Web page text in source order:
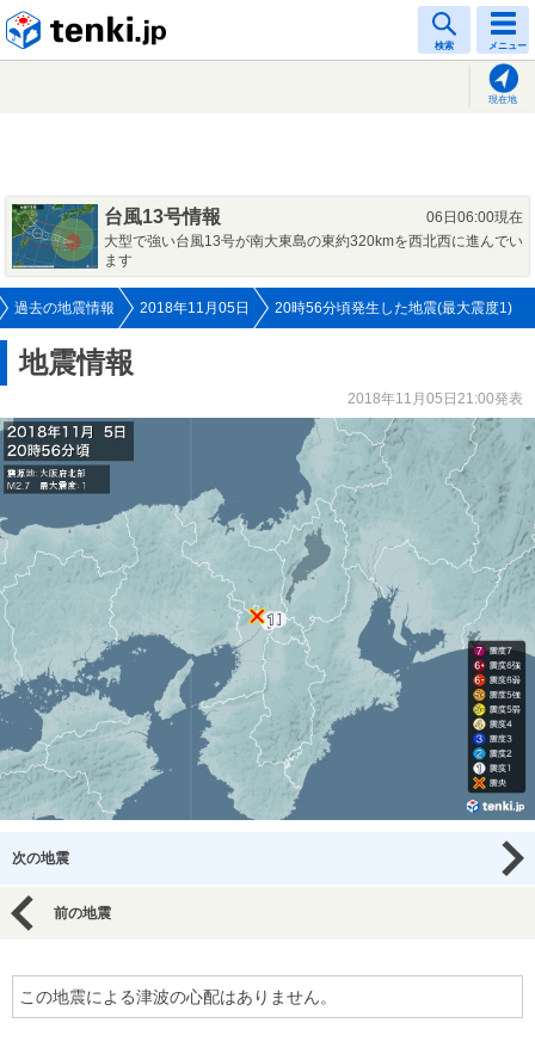
検索 メニュー
現在地
台風13号情報
06日06:00現在
大型で強い台風13号が南大東島の東約320kmを西北西に進んでい
ます
過去の地震情報 2018年11月05日 20時56分頃発生した地震(最大震度1)
地震情報
2018年11月05日21:00発表
次の地震
前の地震
この地震による津波の心配はありません。